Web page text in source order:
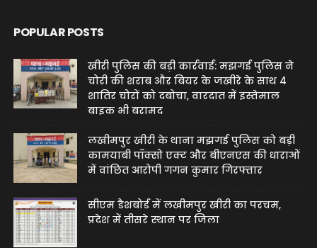
POPULAR POSTS
खीरी पुलिस की बड़ी कार्रवाई: मझगई पुलिस ने
चोरी की शराब और बियर के जखीरे के साथ 4
शातिर चोरों को दबोचा, वारदात में इस्तेमाल
बाइक भी बरामद
लखीमपुर खीरी के थाना मझगई पुलिस को बड़ी
कामयाबी पॉक्सो एक्ट और बीएनएस की धाराओं
में वांछित आरोपी गगन कुमार गिरफ्तार
सीएम डैशबोर्ड में लखीमपुर खीरी का परचम,
प्रदेश में तीसरे स्थान पर जिला